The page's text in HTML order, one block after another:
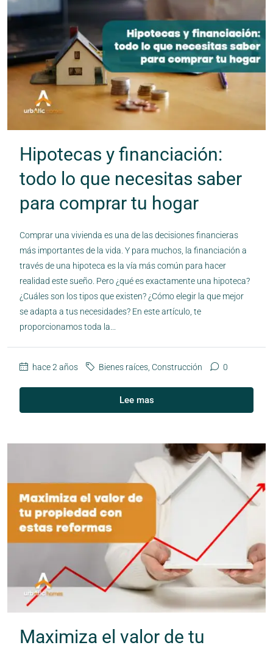
Hipotecas y financiación:
todo lo que necesitas saber
para comprar tu hogar
Comprar una vivienda es una de las decisiones financieras
más importantes de la vida. Y para muchos, la financiación a
través de una hipoteca es la vía más común para hacer
realidad este sueño. Pero ¿qué es exactamente una hipoteca?
¿Cuáles son los tipos que existen? ¿Cómo elegir la que mejor
se adapta a tus necesidades? En este artículo, te
proporcionamos toda la...
hace 2 años Bienes raíces Construcción 0
Lee mas
Maximiza el valor de tu